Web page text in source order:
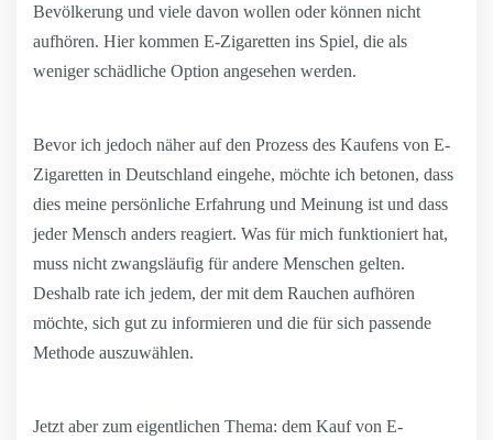
Bevölkerung und viele davon wollen oder können nicht
aufhören. Hier kommen E-Zigaretten ins Spiel, die als
weniger schädliche Option angesehen werden.
Bevor ich jedoch näher auf den Prozess des Kaufens von E-
Zigaretten in Deutschland eingehe, möchte ich betonen, dass
dies meine persönliche Erfahrung und Meinung ist und dass
jeder Mensch anders reagiert. Was für mich funktioniert hat,
muss nicht zwangsläufig für andere Menschen gelten.
Deshalb rate ich jedem, der mit dem Rauchen aufhören
möchte, sich gut zu informieren und die für sich passende
Methode auszuwählen.
Jetzt aber zum eigentlichen Thema: dem Kauf von E-